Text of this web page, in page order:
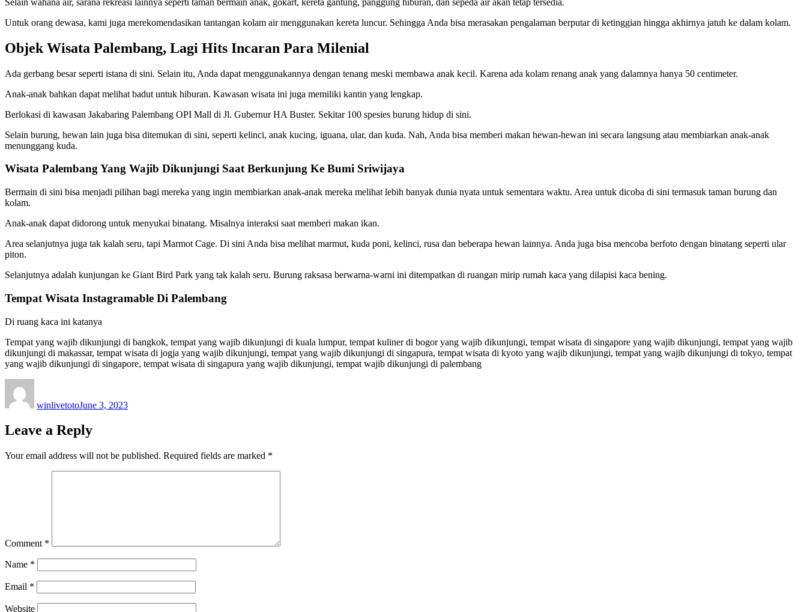
Untuk orang dewasa, kami juga merekomendasikan tantangan kolam air menggunakan kereta luncur. Sehingga Anda bisa merasakan pengalaman berputar di ketinggian hingga akhirnya jatuh ke dalam kolam.
Objek Wisata Palembang, Lagi Hits Incaran Para Milenial
Ada gerbang besar seperti istana di sini. Selain itu, Anda dapat menggunakannya dengan tenang meski membawa anak kecil. Karena ada kolam renang anak yang dalamnya hanya 50 centimeter.
Anak-anak bahkan dapat melihat badut untuk hiburan. Kawasan wisata ini juga memiliki kantin yang lengkap.
Berlokasi di kawasan Jakabaring Palembang OPI Mall di Jl. Gubernur HA Buster. Sekitar 100 spesies burung hidup di sini.
Selain burung, hewan lain juga bisa ditemukan di sini, seperti kelinci, anak kucing, iguana, ular, dan kuda. Nah, Anda bisa memberi makan hewan-hewan ini secara langsung atau membiarkan anak-anak
menunggang kuda.
Wisata Palembang Yang Wajib Dikunjungi Saat Berkunjung Ke Bumi Sriwijaya
Bermain di sini bisa menjadi pilihan bagi mereka yang ingin membiarkan anak-anak mereka melihat lebih banyak dunia nyata untuk sementara waktu. Area untuk dicoba di sini termasuk taman burung dan
kolam.
Anak-anak dapat didorong untuk menyukai binatang. Misalnya interaksi saat memberi makan ikan.
Area selanjutnya juga tak kalah seru, tapi Marmot Cage. Di sini Anda bisa melihat marmut, kuda poni, kelinci, rusa dan beberapa hewan lainnya. Anda juga bisa mencoba berfoto dengan binatang seperti ular
piton.
Selanjutnya adalah kunjungan ke Giant Bird Park yang tak kalah seru. Burung raksasa berwarna-warni ini ditempatkan di ruangan mirip rumah kaca yang dilapisi kaca bening.
Tempat Wisata Instagramable Di Palembang
Di ruang kaca ini katanya
Tempat yang wajib dikunjungi di bangkok, tempat yang wajib dikunjungi di kuala lumpur, tempat kuliner di bogor yang wajib dikunjungi, tempat wisata di singapore yang wajib dikunjungi, tempat yang wajib
dikunjungi di makassar, tempat wisata di jogja yang wajib dikunjungi, tempat yang wajib dikunjungi di singapura, tempat wisata di kyoto yang wajib dikunjungi, tempat yang wajib dikunjungi di tokyo, tempat
yang wajib dikunjungi di singapore, tempat wisata di singapura yang wajib dikunjungi, tempat wajib dikunjungi di palembang
winlivetotoJune 3, 2023
Leave a Reply
Your email address will not be published. Required fields are marked *
Comment *
Name *
Email *
Website